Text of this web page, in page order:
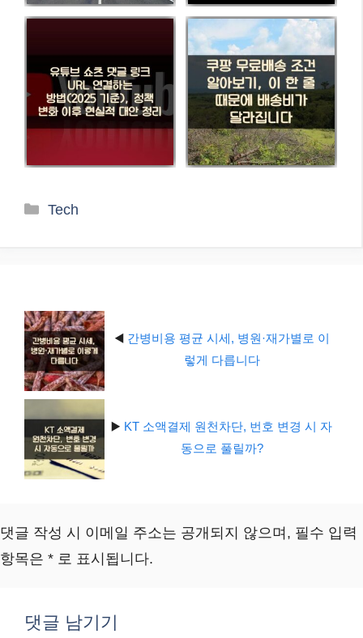
카
Tech
◀️ 간병비용 평균 시세, 병원·재가별로 이
렇게 다릅니다
▶️ KT 소액결제 원천차단, 번호 변경 시 자
동으로 풀릴까?
댓글 작성 시 이메일 주소는 공개되지 않으며, 필수 입력
항목은 * 로 표시됩니다.
댓글 남기기